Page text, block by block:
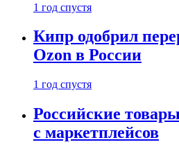
1 год спустя
Кипр одобрил
Ozon в России
1 год спустя
Российские
с маркетплейсов